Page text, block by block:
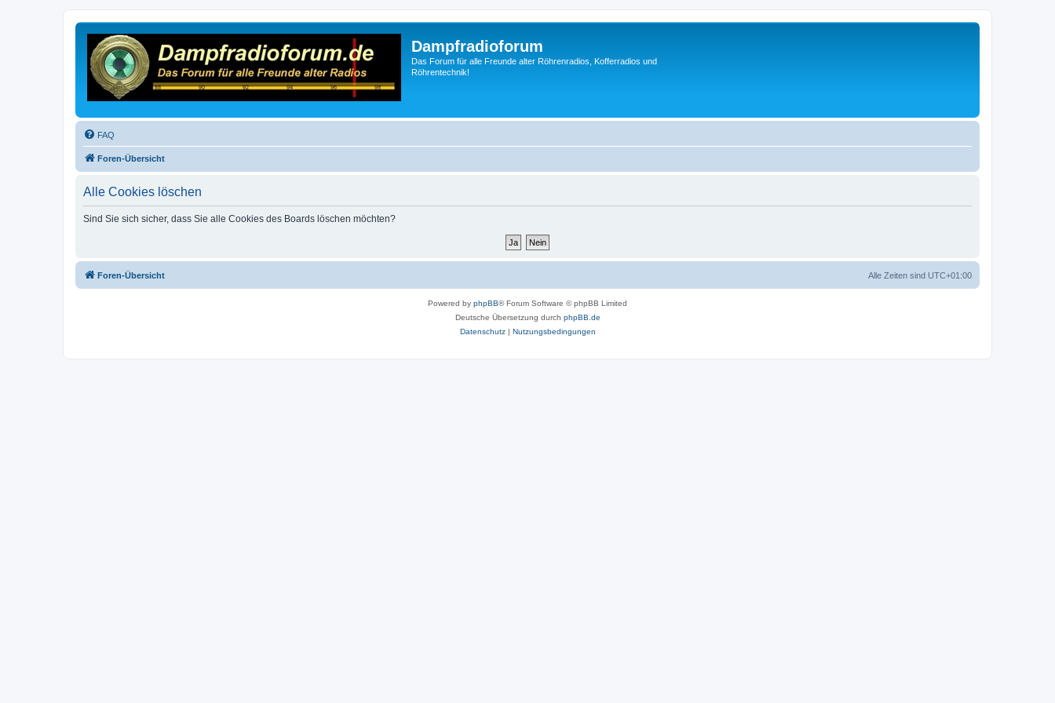
Dampfradioforum
Das Forum für alle Freunde alter Röhrenradios, Kofferradios und
Röhrentechnik!
FAQ
Foren-Übersicht
Alle Cookies löschen
Sind Sie sich sicher, dass Sie alle Cookies des Boards löschen möchten?
Foren-Übersicht Alle Zeiten sind UTC+01:00
Powered by phpBB® Forum Software © phpBB Limited
Deutsche Übersetzung durch phpBB.de
Datenschutz| Nutzungsbedingungen